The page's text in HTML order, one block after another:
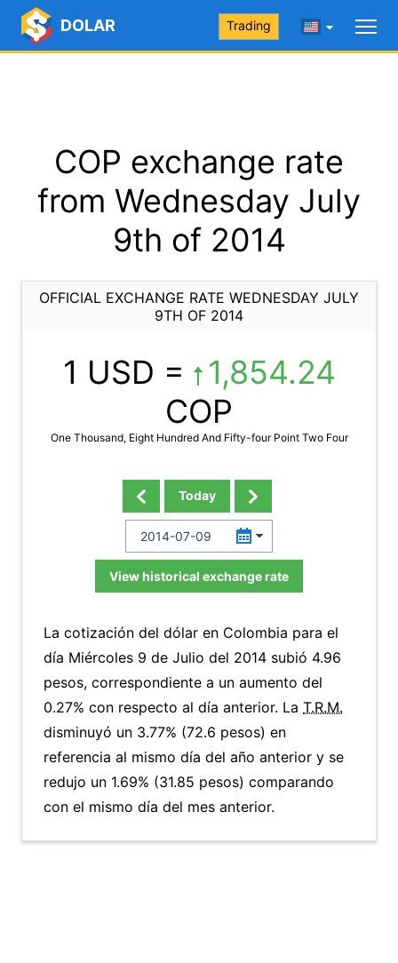
DOLAR Trading
COP exchange rate
from Wednesday July
9th of 2014
OFFICIAL EXCHANGE RATE WEDNESDAY JULY
9TH OF 2014
1 USD =
1,854.24
COP
One Thousand, Eight Hundred And Fifty-four Point Two Four
Today
View historical exchange rate
La cotización del dólar en Colombia para el
día Miércoles 9 de Julio del 2014 subió 4.96
pesos, correspondiente a un aumento del
0.27% con respecto al día anterior. La T.R.M.
disminuyó un 3.77% (72.6 pesos) en
referencia al mismo día del año anterior y se
redujo un 1.69% (31.85 pesos) comparando
con el mismo día del mes anterior.